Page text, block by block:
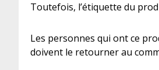
Toutefois, l’étiquette du
Les personnes qui ont ce
doivent le retourner au